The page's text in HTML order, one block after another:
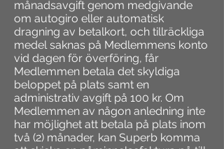
månadsavgift genom medgivande
om autogiro eller automatisk
dragning av betalkort, och tillräckliga
medel saknas på Medlemmens konto
vid dagen för överföring, får
Medlemmen betala det skyldiga
beloppet på plats samt en
administrativ avgift på 100 kr. Om
Medlemmen av någon anledning inte
har möjlighet att betala på plats inom
två (2) månader, kan Superb komma